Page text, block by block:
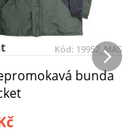
Kód: 19952_MAS
bunda